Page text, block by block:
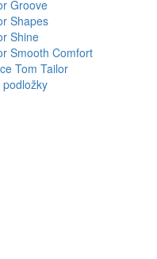
Groove
Shapes
Shine
Smooth Comfort
Tom Tailor